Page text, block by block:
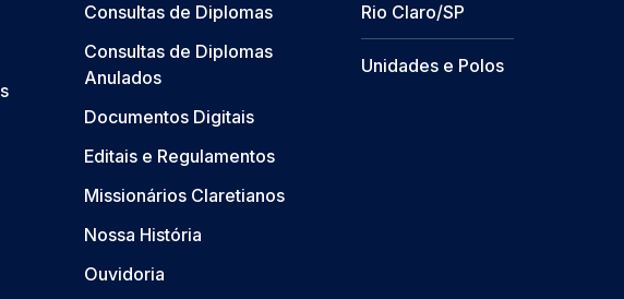
Consultas de Diplomas
Consultas de Diplomas
Anulados
Documentos Digitais
Editais e Regulamentos
Missionários Claretianos
Nossa História
Ouvidoria
Rio Claro/SP
Unidades e Polos